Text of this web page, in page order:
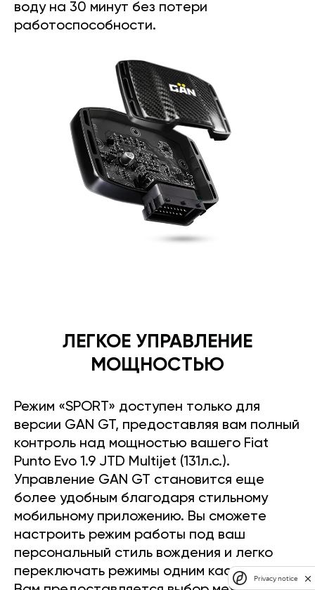
воду на 30 минут без потери
работоспособности.
ЛЕГКОЕ УПРАВЛЕНИЕ
МОЩНОСТЬЮ
Режим «SPORT» доступен только для
версии GAN GT, предоставляя вам полный
контроль над мощностью вашего Fiat
Punto Evo 1.9 JTD Multijet (131л.с.).
Управление GAN GT становится еще
более удобным благодаря стильному
мобильному приложению. Вы сможете
настроить режим работы под ваш
персональный стиль вождения и легко
переключать режимы одним касанием.Privacy notice